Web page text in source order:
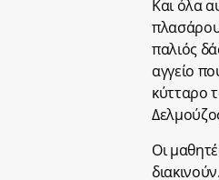
Και όλα
παλιός
αγγείο
κύτταρο
Οι